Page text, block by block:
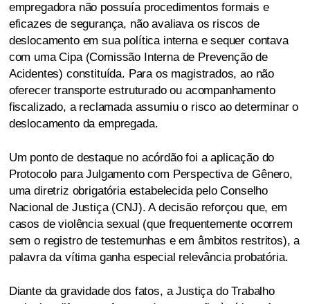
empregadora não possuía procedimentos formais e
eficazes de segurança, não avaliava os riscos de
deslocamento em sua política interna e sequer contava
com uma Cipa (Comissão Interna de Prevenção de
Acidentes) constituída. Para os magistrados, ao não
oferecer transporte estruturado ou acompanhamento
fiscalizado, a reclamada assumiu o risco ao determinar o
deslocamento da empregada.
Um ponto de destaque no acórdão foi a aplicação do
Protocolo para Julgamento com Perspectiva de Gênero,
uma diretriz obrigatória estabelecida pelo Conselho
Nacional de Justiça (CNJ). A decisão reforçou que, em
casos de violência sexual (que frequentemente ocorrem
sem o registro de testemunhas e em âmbitos restritos), a
palavra da vítima ganha especial relevância probatória.
Diante da gravidade dos fatos, a Justiça do Trabalho